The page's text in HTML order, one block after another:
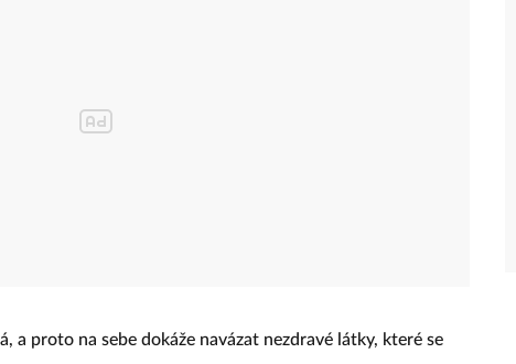
a proto na sebe dokáže navázat nezdravé látky, které se